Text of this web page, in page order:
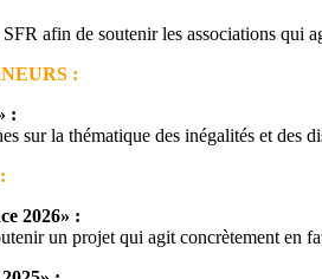
afin de soutenir les associations qui
:
:
sur la thématique des inégalités et des
2026» :
un projet qui agit concrètement en